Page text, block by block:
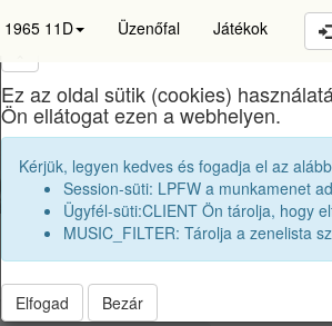
1965 11D Üzenőfal Játékok
Református Kollégium
Ez az oldal sütik (cookies)
Ön ellátogat ezen a webhelyen.
Kérjük, legyen kedves és fogadja el az
Session-süti: LPFW a munkamenet
Ügyfél-süti:CLIENT Ön tárolja, hogy
MUSIC_FILTER: Tárolja a zenelista
Elfogad Bezár